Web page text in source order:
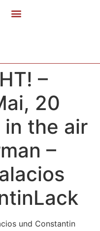
–
20
in the air
–
und Constantin